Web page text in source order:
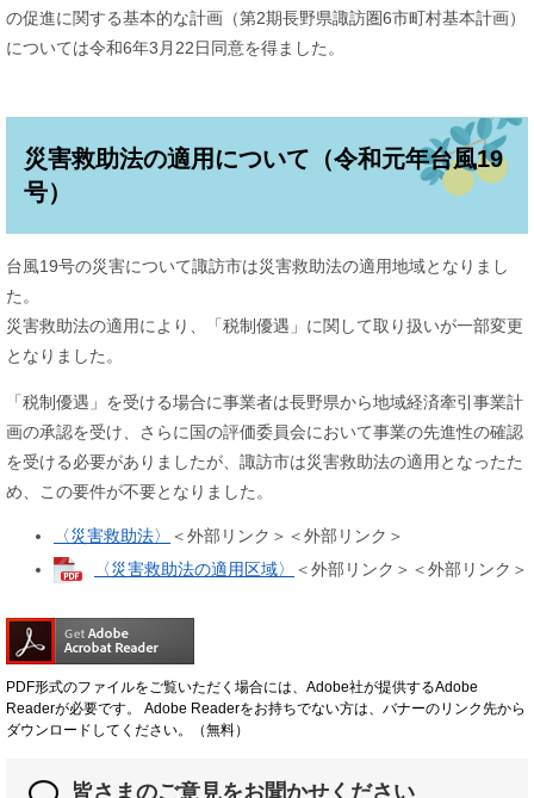
の促進に関する基本的な計画（第2期長野県諏訪圏6市町村基本計画）
については令和6年3月22日同意を得ました。
災害救助法の適用について（令和元年台風19
号）
台風19号の災害について諏訪市は災害救助法の適用地域となりまし
た。
災害救助法の適用により、「税制優遇」に関して取り扱いが一部変更
となりました。
「税制優遇」を受ける場合に事業者は長野県から地域経済牽引事業計
画の承認を受け、さらに国の評価委員会において事業の先進性の確認
を受ける必要がありましたが、諏訪市は災害救助法の適用となったた
め、この要件が不要となりました。
〈災害救助法〉 ＜外部リンク＞ ＜外部リンク＞
〈災害救助法の適用区域〉
＜外部リンク＞ ＜外部リンク＞
PDF形式のファイルをご覧いただく場合には、Adobe社が提供するAdobe
Readerが必要です。
Adobe Readerをお持ちでない方は、バナーのリンク先から
ダウンロードしてください。（無料）
皆さまのご意見をお聞かせください